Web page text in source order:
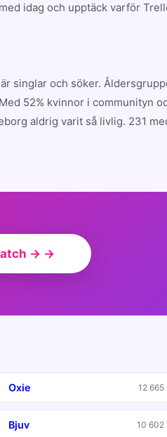
idag och upptäck varför
singlar och söker.
52% kvinnor i communityn
aldrig varit så livlig. 231
→ →
Oxie 12 665
Bjuv 10 602